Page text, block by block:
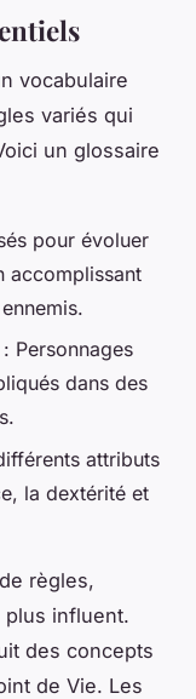
vocabulaire
variés qui
un glossaire
pour évoluer
accomplissant
: Personnages
dans des
attributs
la dextérité et
règles,
plus influent.
des concepts
de Vie. Les